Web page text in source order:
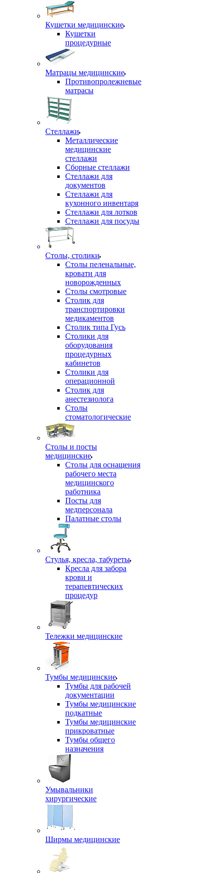
Кушетки медицинские
Кушетки
процедурные
Матрацы медицинские
Противопролежневые
матрасы
Стеллажи
Металлические
медицинские
стеллажи
Сборные стеллажи
Стеллажи для
документов
Стеллажи для
кухонного инвентаря
Стеллажи для лотков
Стеллажи для посуды
Столы, столики
Столы пеленальные,
кровати для
новорожденных
Столы смотровые
Столик для
транспортировки
медикаментов
Столик типа Гусь
Столики для
оборудования
процедурных
кабинетов
Столики для
операционной
Столик для
анестезиолога
Столы
стоматологические
Столы и посты
медицинские
Столы для оснащения
рабочего места
медицинского
работника
Посты для
медперсонала
Палатные столы
Стулья, кресла, табуреты
Кресла для забора
крови и
терапевтических
процедур
Тележки медицинские
Тумбы медицинские
Тумбы для рабочей
документации
Тумбы медицинские
подкатные
Тумбы медицинские
прикроватные
Тумбы общего
назначения
Умывальники
хирургические
Ширмы медицинские